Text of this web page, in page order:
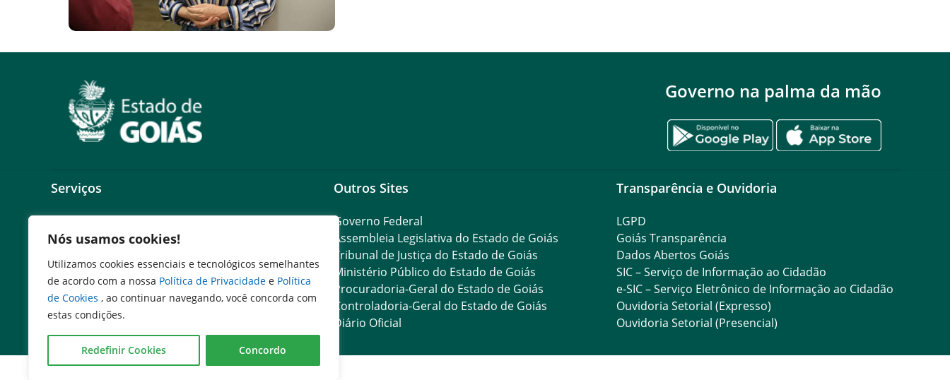
Nós usamos cookies!
Utilizamos cookies essenciais e tecnológicos semelhantes
de acordo com a nossa Política de Privacidade e Política
de Cookies , ao continuar navegando, você concorda com
estas condições.
Redefinir Cookies Concordo
Governo na palma da mão
Serviços
Expresso Aplicações
SEI Governadoria
Cadastro de Autoridades
Escola de Governo
Agenda de Autoridades
Outros Sites
Governo Federal
Assembleia Legislativa do Estado de Goiás
Tribunal de Justiça do Estado de Goiás
Ministério Público do Estado de Goiás
Procuradoria-Geral do Estado de Goiás
Controladoria-Geral do Estado de Goiás
Diário Oficial
Transparência e Ouvidoria
LGPD
Goiás Transparência
Dados Abertos Goiás
SIC – Serviço de Informação ao Cidadão
e-SIC – Serviço Eletrônico de Informação ao Cidadão
Ouvidoria Setorial (Expresso)
Ouvidoria Setorial (Presencial)